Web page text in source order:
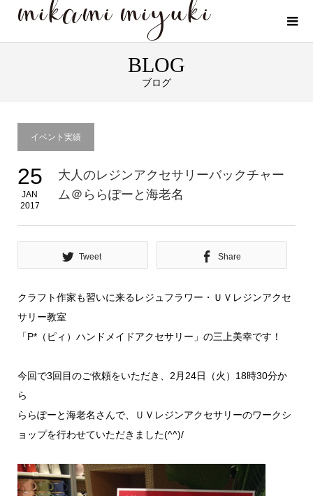
BLOG
ブログ
イベント実績
25
JAN
2017
大人のレジンアクセサリーバックチャー
ム＠ららぽーと海老名
Tweet Share
クラフト作家も習いに来るレジュフラワー・ＵＶレジンアクセ
サリー教室
「P*（ピィ）ハンドメイドアクセサリー」の三上美幸です！
今回で3回目のご依頼をいただき、2月24日（火）18時30分か
ら
ららぽーと海老名さんで、ＵＶレジンアクセサリーのワークシ
ョップを行わせていただきました(^^)/